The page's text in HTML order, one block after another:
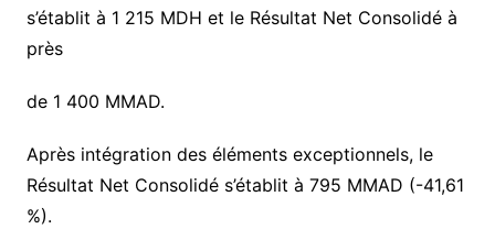
s’établit à 1 215 MDH et le Résultat Net Consolidé à
près
de 1 400 MMAD.
Après intégration des éléments exceptionnels, le
Résultat Net Consolidé s’établit à 795 MMAD (-41,61
%).